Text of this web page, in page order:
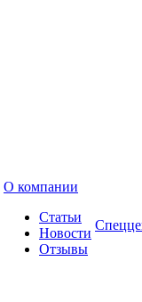
О компании
Статьи
Новости
Отзывы